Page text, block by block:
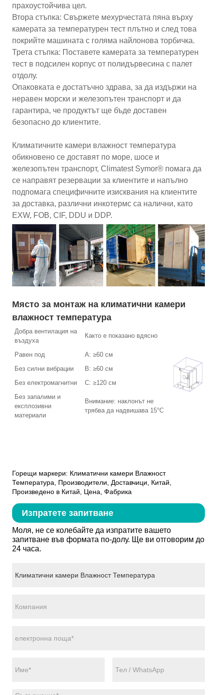
прахоустойчива цел.
Втора стъпка: Свържете мехурчестата пяна върху
камерата за температурен тест плътно и след това
покрийте машината с голяма найлонова торбичка.
Трета стъпка: Поставете камерата за температурен
тест в подсилен корпус от полидървесина с палет
отдолу.
Опаковката е достатъчно здрава, за да издържи на
неравен морски и железопътен транспорт и да
гарантира, че продуктът ще бъде доставен
безопасно до клиентите.
Климатичните камери влажност температура
обикновено се доставят по море, шосе и
железопътен транспорт, Climatest Symor® помага да
се направят резервации за клиентите и напълно
подпомага специфичните изисквания на клиентите
за доставка, различни инкотермс са налични, като
EXW, FOB, CIF, DDU и DDP.
Място за монтаж на климатични камери
влажност температура
Добра вентилация на
въздуха
Както е показано вдясно
Равен под
A: ≥60 см
Без силни вибрации
B: ≥60 см
Без електромагнитни
C: ≥120 см
Без запалими и
експлозивни
материали
Внимание: наклонът не
трябва да надвишава 15°C
Горещи маркери: Климатични камери Влажност
Температура, Производители, Доставчици, Китай,
Произведено в Китай, Цена, Фабрика
Изпратете запитване
Моля, не се колебайте да изпратите вашето
запитване във формата по-долу. Ще ви отговорим до
24 часа.